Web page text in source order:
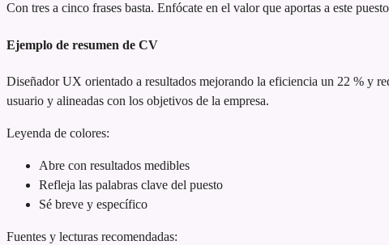
Con tres a cinco frases basta. Enfócate en el valor que aportas a este
Ejemplo de resumen de CV
Diseñador UX orientado a resultados mejorando la eficiencia un 22 % y
usuario y alineadas con los objetivos de la empresa.
Leyenda de colores:
Abre con resultados medibles
Refleja las palabras clave del puesto
Sé breve y específico
Fuentes y lecturas recomendadas: